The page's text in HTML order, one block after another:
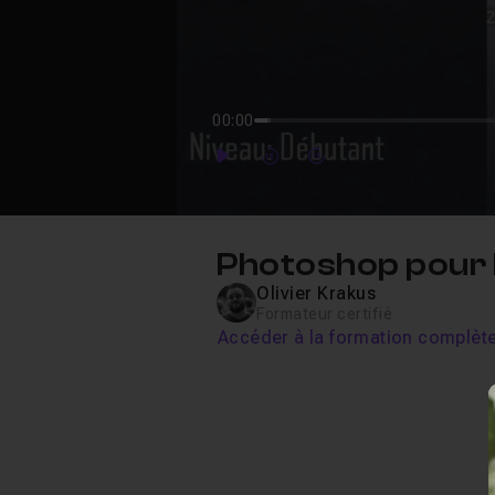
00:00
ForwardForward
Photoshop
Olivier Krakus
Accéder à la formation